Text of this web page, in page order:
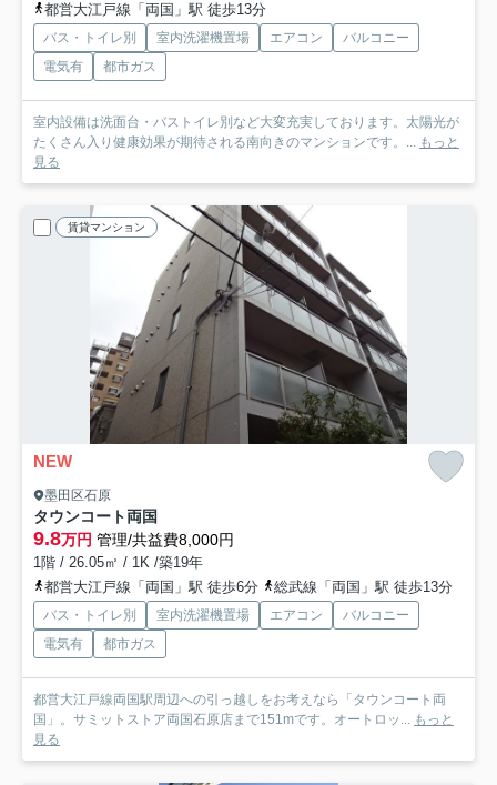
都営大江戸線「両国」駅 徒歩13分
バス・トイレ別 室内洗濯機置場 エアコン
バルコニー
電気有
都市ガス
室内設備は洗面台・バストイレ別など大変充実しております。太陽光が
たくさん入り健康効果が期待される南向きのマンションです。... もっと
見る
賃貸マンション
NEW
墨田区石原
タウンコート両国
9.8万円 管理/共益費8,000円
1階 / 26.05㎡ / 1K /築19年
都営大江戸線「両国」駅 徒歩6分
総武線「両国」駅 徒歩13分
バス・トイレ別 室内洗濯機置場 エアコン
バルコニー
電気有
都市ガス
都営大江戸線両国駅周辺への引っ越しをお考えなら「タウンコート両
国」。サミットストア両国石原店まで151mです。オートロッ... もっと
見る